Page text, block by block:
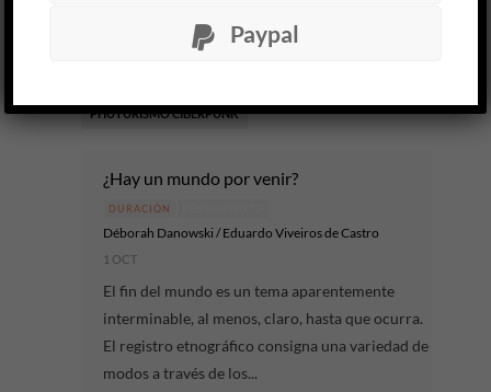
CAPITALISMO
PHUTURISMO CIBERPUNK
¿Hay un mundo por venir?
DURACIÓN
Déborah Danowski / Eduardo Viveiros de Castro
1 OCT
El fin del mundo es un tema aparentemente
interminable, al menos, claro, hasta que ocurra.
El registro etnográfico consigna una variedad de
modos a través de los...
Paypal